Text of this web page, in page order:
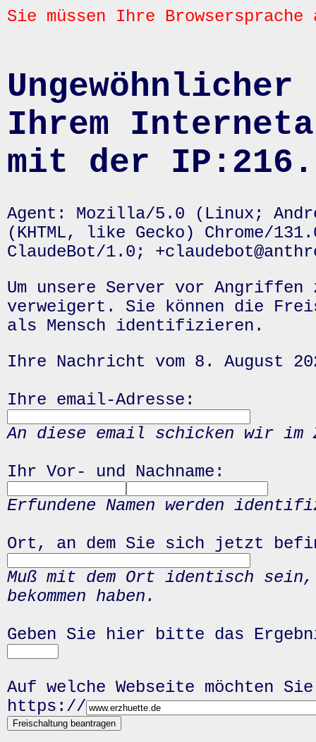
Sie müssen Ihre
Ihrem
mit der
Agent: Mozilla/5.0 (Linux;
(KHTML, like Gecko) Chrome/
ClaudeBot/1.0;
Um unsere Server vor
verweigert. Sie können die
als Mensch identifizieren.
Ihre Nachricht vom 8. August
Ihre email-Adresse:
An diese email schicken wir
Ihr Vor- und Nachname:
Erfundene Namen werden
Ort, an dem Sie sich jetzt
Muß mit dem Ort identisch
bekommen haben.
Geben Sie hier bitte das
Auf welche Webseite möchten
https://